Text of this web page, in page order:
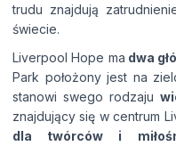
trudu znajdują
świecie.
Liverpool Hope ma dwa
Park położony jest na
stanowi swego rodzaju
znajdujący się w centrum
dla twórców i